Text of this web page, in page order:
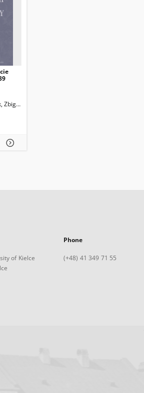
Zbigniew
of Kielce
Phone
(+48) 41 349 71 55